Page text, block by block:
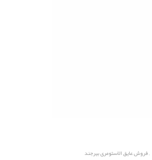
,فروش عایق الاستومری بیرجند